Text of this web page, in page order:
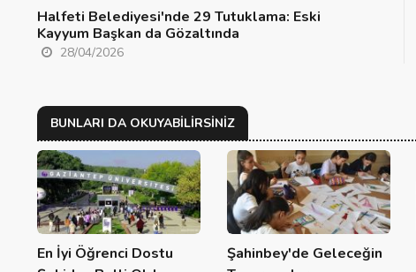
Halfeti Belediyesi'nde 29 Tutuklama: Eski
Kayyum Başkan da Gözaltında
28/04/2026
BUNLARI DA OKUYABILIRSINIZ
En İyi Öğrenci Dostu
Şahinbey'de Geleceğin